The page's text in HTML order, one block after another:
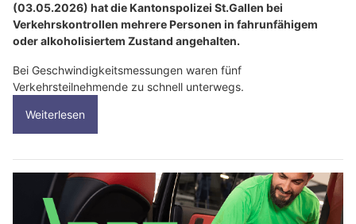
(03.05.2026) hat die Kantonspolizei St.Gallen bei
Verkehrskontrollen mehrere Personen in fahrunfähigem
oder alkoholisiertem Zustand angehalten.
Bei Geschwindigkeitsmessungen waren fünf
Verkehrsteilnehmende zu schnell unterwegs.
Weiterlesen